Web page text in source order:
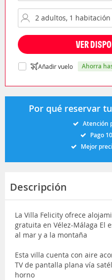
VER
Añadir vuelo ahorra
Por qué reservar
Atención
Pago
Mejor
Descripción
La Villa Felicity ofrece
gratuita en Vélez-Málaga El
al mar y a la montaña
Esta villa cuenta con aire
TV de pantalla plana vía
horno